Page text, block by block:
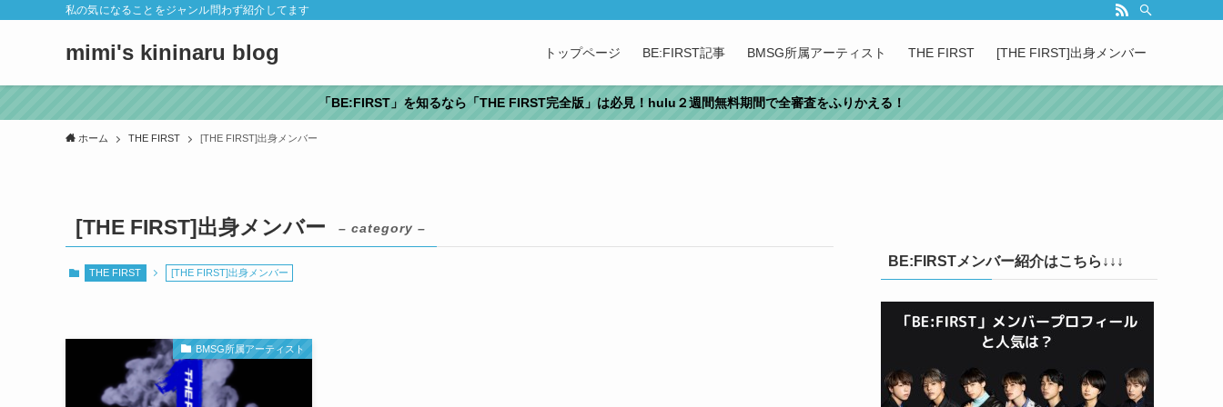
私の気になることをジャンル問わず紹介してます
mimi's kininaru blog トップページ BE:FIRST記事 BMSG所属アーティスト THE FIRST [THE FIRST]出身メンバー
「BE:FIRST」を知るなら「THE FIRST完全版」は必見！hulu２週間無料期間で全審査をふりかえる！
ホーム THE FIRST [THE FIRST]出身メンバー
[THE FIRST]出身メンバー – category –
THE FIRST [THE FIRST]出身メンバー
BMSG所属アーティスト
BE:FIRSTメンバー紹介はこちら↓↓↓